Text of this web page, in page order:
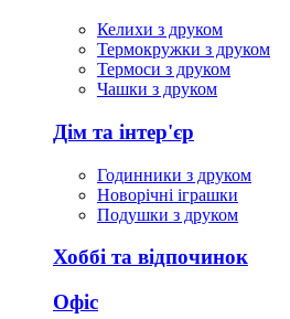
Келихи з друком
Термокружки з друком
Термоси з друком
Чашки з друком
Дім та інтер'єр
Годинники з друком
Новорічні іграшки
Подушки з друком
Хоббі та відпочинок
Офіс